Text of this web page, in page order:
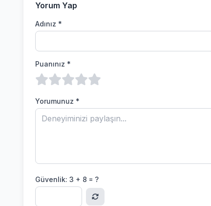
Yorum Yap
Adınız *
Puanınız *
Yorumunuz *
Güvenlik: 3 + 8 = ?